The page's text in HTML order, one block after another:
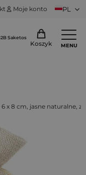
Moje konto PL
Saketos
Koszyk MENU
x 8 cm, jasne naturalne,